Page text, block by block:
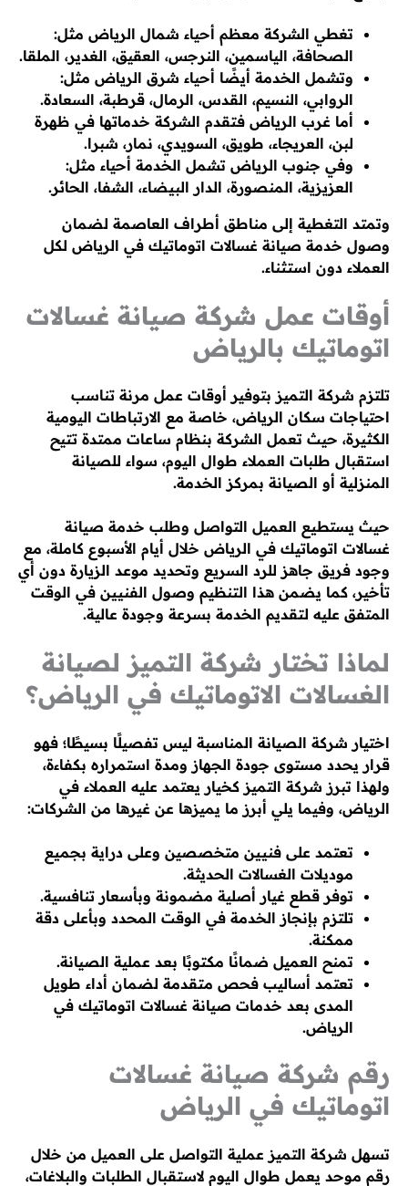
تغطي الشركة معظم أحياء شمال الرياض مثل:
الصحافة، الياسمين، النرجس، العقيق، الغدير، الملقا.
وتشمل الخدمة أيضًا أحياء شرق الرياض مثل:
الروابي، النسيم، القدس، الرمال، قرطبة، السعادة.
أما غرب الرياض فتقدم الشركة خدماتها في ظهرة
لبن، العريجاء، طويق، السويدي، نمار، شبرا.
وفي جنوب الرياض تشمل الخدمة أحياء مثل:
العزيزية، المنصورة، الدار البيضاء، الشفا، الحائر.
وتمتد التغطية إلى مناطق أطراف العاصمة لضمان
وصول خدمة صيانة غسالات اتوماتيك في الرياض لكل
العملاء دون استثناء.
أوقات عمل شركة صيانة غسالات
اتوماتيك بالرياض
تلتزم شركة التميز بتوفير أوقات عمل مرنة تناسب
احتياجات سكان الرياض، خاصة مع الارتباطات اليومية
الكثيرة، حيث تعمل الشركة بنظام ساعات ممتدة تتيح
استقبال طلبات العملاء طوال اليوم، سواء للصيانة
المنزلية أو الصيانة بمركز الخدمة.
حيث يستطيع العميل التواصل وطلب خدمة صيانة
غسالات اتوماتيك في الرياض خلال أيام الأسبوع كاملة، مع
وجود فريق جاهز للرد السريع وتحديد موعد الزيارة دون أي
تأخير، كما يضمن هذا التنظيم وصول الفنيين في الوقت
المتفق عليه لتقديم الخدمة بسرعة وجودة عالية.
لماذا تختار شركة التميز لصيانة
الغسالات الاتوماتيك في الرياض؟
اختيار شركة الصيانة المناسبة ليس تفصيلًا بسيطًا؛ فهو
قرار يحدد مستوى جودة الجهاز ومدة استمراره بكفاءة،
ولهذا تبرز شركة التميز كخيار يعتمد عليه العملاء في
الرياض، وفيما يلي أبرز ما يميزها عن غيرها من الشركات:
تعتمد على فنيين متخصصين وعلى دراية بجميع
موديلات الغسالات الحديثة.
توفر قطع غيار أصلية مضمونة وبأسعار تنافسية.
تلتزم بإنجاز الخدمة في الوقت المحدد وبأعلى دقة
ممكنة.
تمنح العميل ضمانًا مكتوبًا بعد عملية الصيانة.
تعتمد أساليب فحص متقدمة لضمان أداء طويل
المدى بعد خدمات صيانة غسالات اتوماتيك في
الرياض.
رقم شركة صيانة غسالات
اتوماتيك في الرياض
تسهل شركة التميز عملية التواصل على العميل من خلال
رقم موحد يعمل طوال اليوم لاستقبال الطلبات والبلاغات،